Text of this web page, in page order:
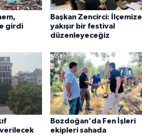
girdi
Başkan Zencirci: İlçemize
yakışır bir festival
düzenleyeceğiz
verilecek
Bozdoğan'da Fen İşleri
ekipleri sahada